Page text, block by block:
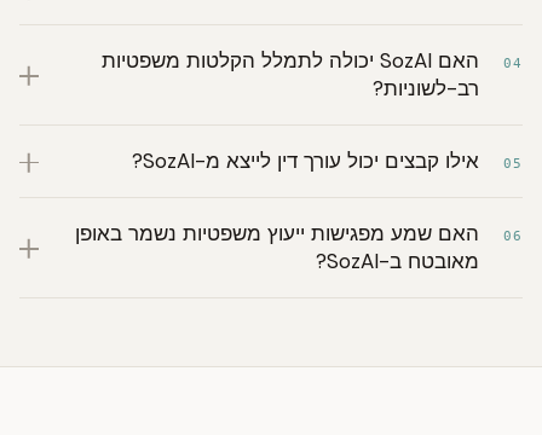
04
האם SozAI יכולה לתמלל הקלטות משפטיות
רב-לשוניות?
05 אילו קבצים יכול עורך דין לייצא מ-SozAI?
06
האם שמע מפגישות ייעוץ משפטיות נשמר באופן
מאובטח ב-SozAI?